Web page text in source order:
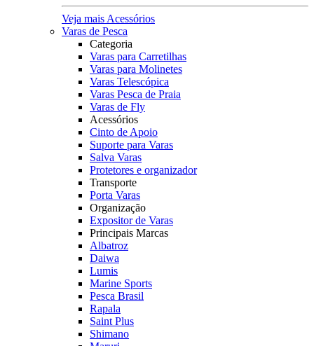
Veja mais Acessórios
Varas de Pesca
Categoria
Varas para Carretilhas
Varas para Molinetes
Varas Telescópica
Varas Pesca de Praia
Varas de Fly
Acessórios
Cinto de Apoio
Suporte para Varas
Salva Varas
Protetores e organizador
Transporte
Porta Varas
Organização
Expositor de Varas
Principais Marcas
Albatroz
Daiwa
Lumis
Marine Sports
Pesca Brasil
Rapala
Saint Plus
Shimano